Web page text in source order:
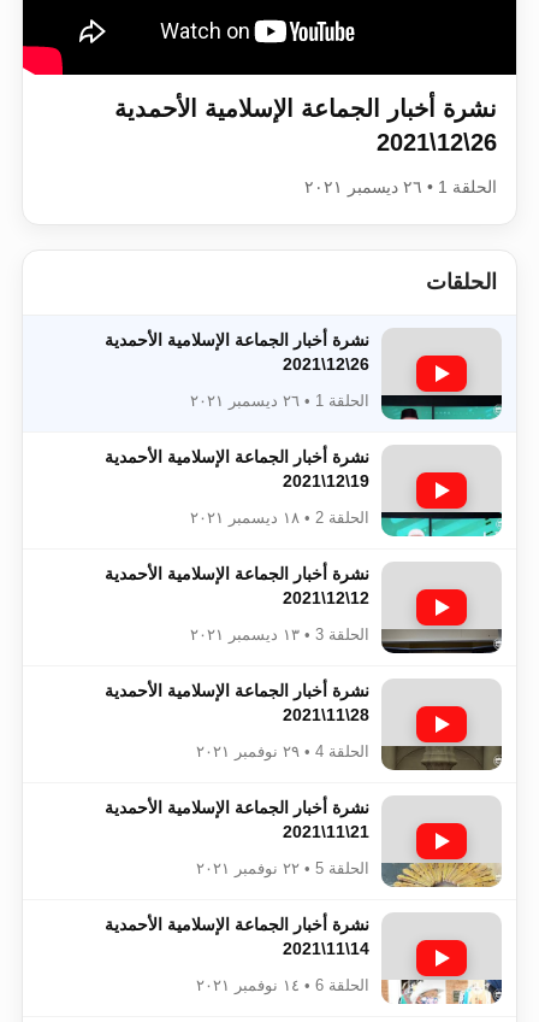
اقرأ هذا الكتاب وتعرّف على حقيقة
نشرة أخبار الجماعة الإسلامية الأحمدية
26\12\2021
الحلقة 1 • ٢٦ ديسمبر ٢٠٢١
الحلقات
نشرة أخبار الجماعة الإسلامية الأحمدية
26\12\2021
الحلقة 1 • ٢٦ ديسمبر ٢٠٢١
نشرة أخبار الجماعة الإسلامية الأحمدية
19\12\2021
الحلقة 2 • ١٨ ديسمبر ٢٠٢١
نشرة أخبار الجماعة الإسلامية الأحمدية
12\12\2021
الحلقة 3 • ١٣ ديسمبر ٢٠٢١
نشرة أخبار الجماعة الإسلامية الأحمدية
28\11\2021
الحلقة 4 • ٢٩ نوفمبر ٢٠٢١
نشرة أخبار الجماعة الإسلامية الأحمدية
21\11\2021
الحلقة 5 • ٢٢ نوفمبر ٢٠٢١
نشرة أخبار الجماعة الإسلامية الأحمدية
14\11\2021
الحلقة 6 • ١٤ نوفمبر ٢٠٢١